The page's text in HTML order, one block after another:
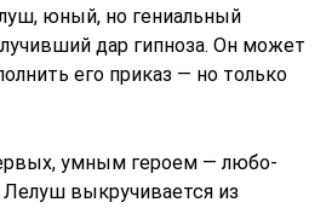
юный, но гениальный
дар гипноза. Он может
его приказ — но только
умным героем — любо-
выкручивается из